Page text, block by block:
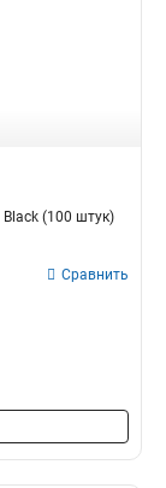
(100 штук)
Сравнить